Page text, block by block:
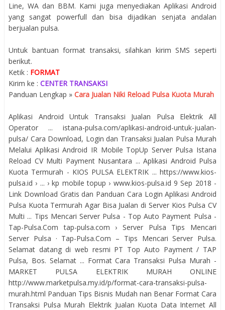
Line, WA dan BBM. Kami juga menyediakan Aplikasi Android
yang sangat powerfull dan bisa dijadikan senjata andalan
berjualan pulsa.
Untuk bantuan format transaksi, silahkan kirim SMS seperti
berikut.
Ketik : FORMAT
Kirim ke : CENTER TRANSAKSI
Panduan Lengkap » Cara Jualan Niki Reload Pulsa Kuota Murah
Aplikasi Android Untuk Transaksi Jualan Pulsa Elektrik All
Operator ... istana-pulsa.com/aplikasi-android-untuk-jualan-
pulsa/ Cara Download, Login dan Transaksi Jualan Pulsa Murah
Melalui Aplikasi Android IR Mobile TopUp Server Pulsa Istana
Reload CV Multi Payment Nusantara ... Aplikasi Android Pulsa
Kuota Termurah - KIOS PULSA ELEKTRIK ... https://www.kios-
pulsa.id › ... › kp mobile topup › www.kios-pulsa.id 9 Sep 2018 -
Link Download Gratis dan Panduan Cara Login Aplikasi Android
Pulsa Kuota Termurah Agar Bisa Jualan di Server Kios Pulsa CV
Multi ... Tips Mencari Server Pulsa - Top Auto Payment Pulsa -
Tap-Pulsa.Com tap-pulsa.com › Server Pulsa Tips Mencari
Server Pulsa · Tap-Pulsa.Com – Tips Mencari Server Pulsa.
Selamat datang di web resmi PT Top Auto Payment / TAP
Pulsa, Bos. Selamat ... Format Cara Transaksi Pulsa Murah -
MARKET PULSA ELEKTRIK MURAH ONLINE
http://www.marketpulsa.my.id/p/format-cara-transaksi-pulsa-
murah.html Panduan Tips Bisnis Mudah nan Benar Format Cara
Transaksi Pulsa Murah Elektrik Jualan Kuota Data Internet All